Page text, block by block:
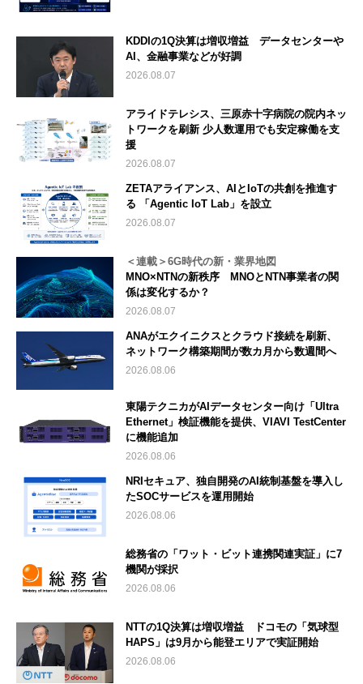
KDDIの1Q決算は増収増益 データセンターや
AI、金融事業などが好調
2026.08.07
アライドテレシス、三原赤十字病院の院内ネッ
トワークを刷新 少人数運用でも安定稼働を支
援
2026.08.07
ZETAアライアンス、AIとIoTの共創を推進す
る 「Agentic IoT Lab」を設立
2026.08.07
＜連載＞6G時代の新・業界地図
MNO×NTNの新秩序 MNOとNTN事業者の関
係は変化するか？
2026.08.07
ANAがエクイニクスとクラウド接続を刷新、
ネットワーク構築期間が数カ月から数週間へ
2026.08.06
東陽テクニカがAIデータセンター向け「Ultra
Ethernet」検証機能を提供、VIAVI TestCenter
に機能追加
2026.08.06
NRIセキュア、独自開発のAI統制基盤を導入し
たSOCサービスを運用開始
2026.08.06
総務省の「ワット・ビット連携関連実証」に7
機関が採択
2026.08.06
NTTの1Q決算は増収増益 ドコモの「気球型
HAPS」は9月から能登エリアで実証開始
2026.08.06